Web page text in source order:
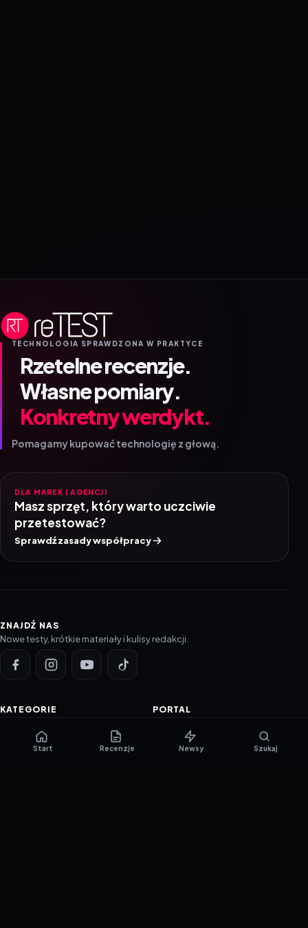
TECHNOLOGIA SPRAWDZONA W PRAKTYCE
Rzetelne recenzje.
Własne pomiary.
Konkretny werdykt.
Pomagamy kupować technologię z głową.
DLA MAREK I AGENCJI
Masz sprzęt, który warto uczciwie
przetestować?
Sprawdź zasady współpracy
ZNAJDŹ NAS
Nowe testy, krótkie materiały i kulisy redakcji.
KATEGORIE
PORADNIKI
PORTAL
Polityka prywatności
Start Recenzje Newsy Szukaj